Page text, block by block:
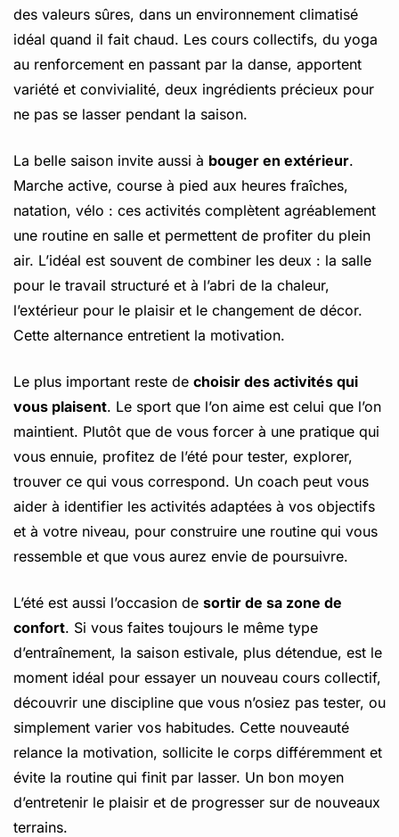
des valeurs sûres, dans un environnement climatisé
idéal quand il fait chaud. Les cours collectifs, du yoga
au renforcement en passant par la danse, apportent
variété et convivialité, deux ingrédients précieux pour
ne pas se lasser pendant la saison.
La belle saison invite aussi à bouger en extérieur.
Marche active, course à pied aux heures fraîches,
natation, vélo : ces activités complètent agréablement
une routine en salle et permettent de profiter du plein
air. L’idéal est souvent de combiner les deux : la salle
pour le travail structuré et à l’abri de la chaleur,
l’extérieur pour le plaisir et le changement de décor.
Cette alternance entretient la motivation.
Le plus important reste de choisir des activités qui
vous plaisent. Le sport que l’on aime est celui que l’on
maintient. Plutôt que de vous forcer à une pratique qui
vous ennuie, profitez de l’été pour tester, explorer,
trouver ce qui vous correspond. Un coach peut vous
aider à identifier les activités adaptées à vos objectifs
et à votre niveau, pour construire une routine qui vous
ressemble et que vous aurez envie de poursuivre.
L’été est aussi l’occasion de sortir de sa zone de
confort. Si vous faites toujours le même type
d’entraînement, la saison estivale, plus détendue, est le
moment idéal pour essayer un nouveau cours collectif,
découvrir une discipline que vous n’osiez pas tester, ou
simplement varier vos habitudes. Cette nouveauté
relance la motivation, sollicite le corps différemment et
évite la routine qui finit par lasser. Un bon moyen
d’entretenir le plaisir et de progresser sur de nouveaux
terrains.